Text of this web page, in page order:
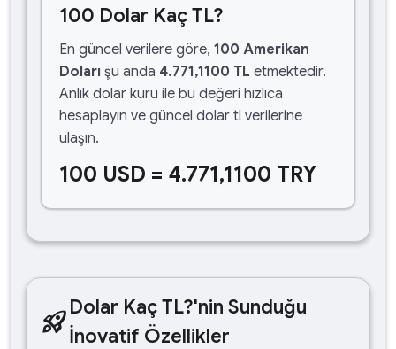
100 Dolar Kaç TL?
En güncel verilere göre, 100 Amerikan
Doları şu anda 4.771,1100 TL etmektedir.
Anlık dolar kuru ile bu değeri hızlıca
hesaplayın ve güncel dolar tl verilerine
ulaşın.
100 USD = 4.771,1100 TRY
rocket_launchDolar Kaç TL?'nin Sunduğu
İnovatif Özellikler